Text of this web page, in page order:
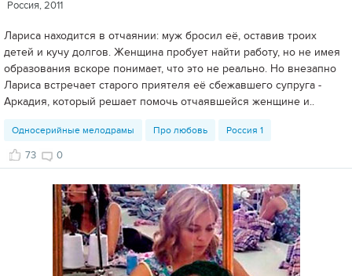
Россия, 2011
Лариса находится в отчаянии: муж бросил её, оставив троих
детей и кучу долгов. Женщина пробует найти работу, но не имея
образования вскоре понимает, что это не реально. Но внезапно
Лариса встречает старого приятеля её сбежавшего супруга -
Аркадия, который решает помочь отчаявшейся женщине и..
Односерийные мелодрамы Про любовь Россия 1
73 0